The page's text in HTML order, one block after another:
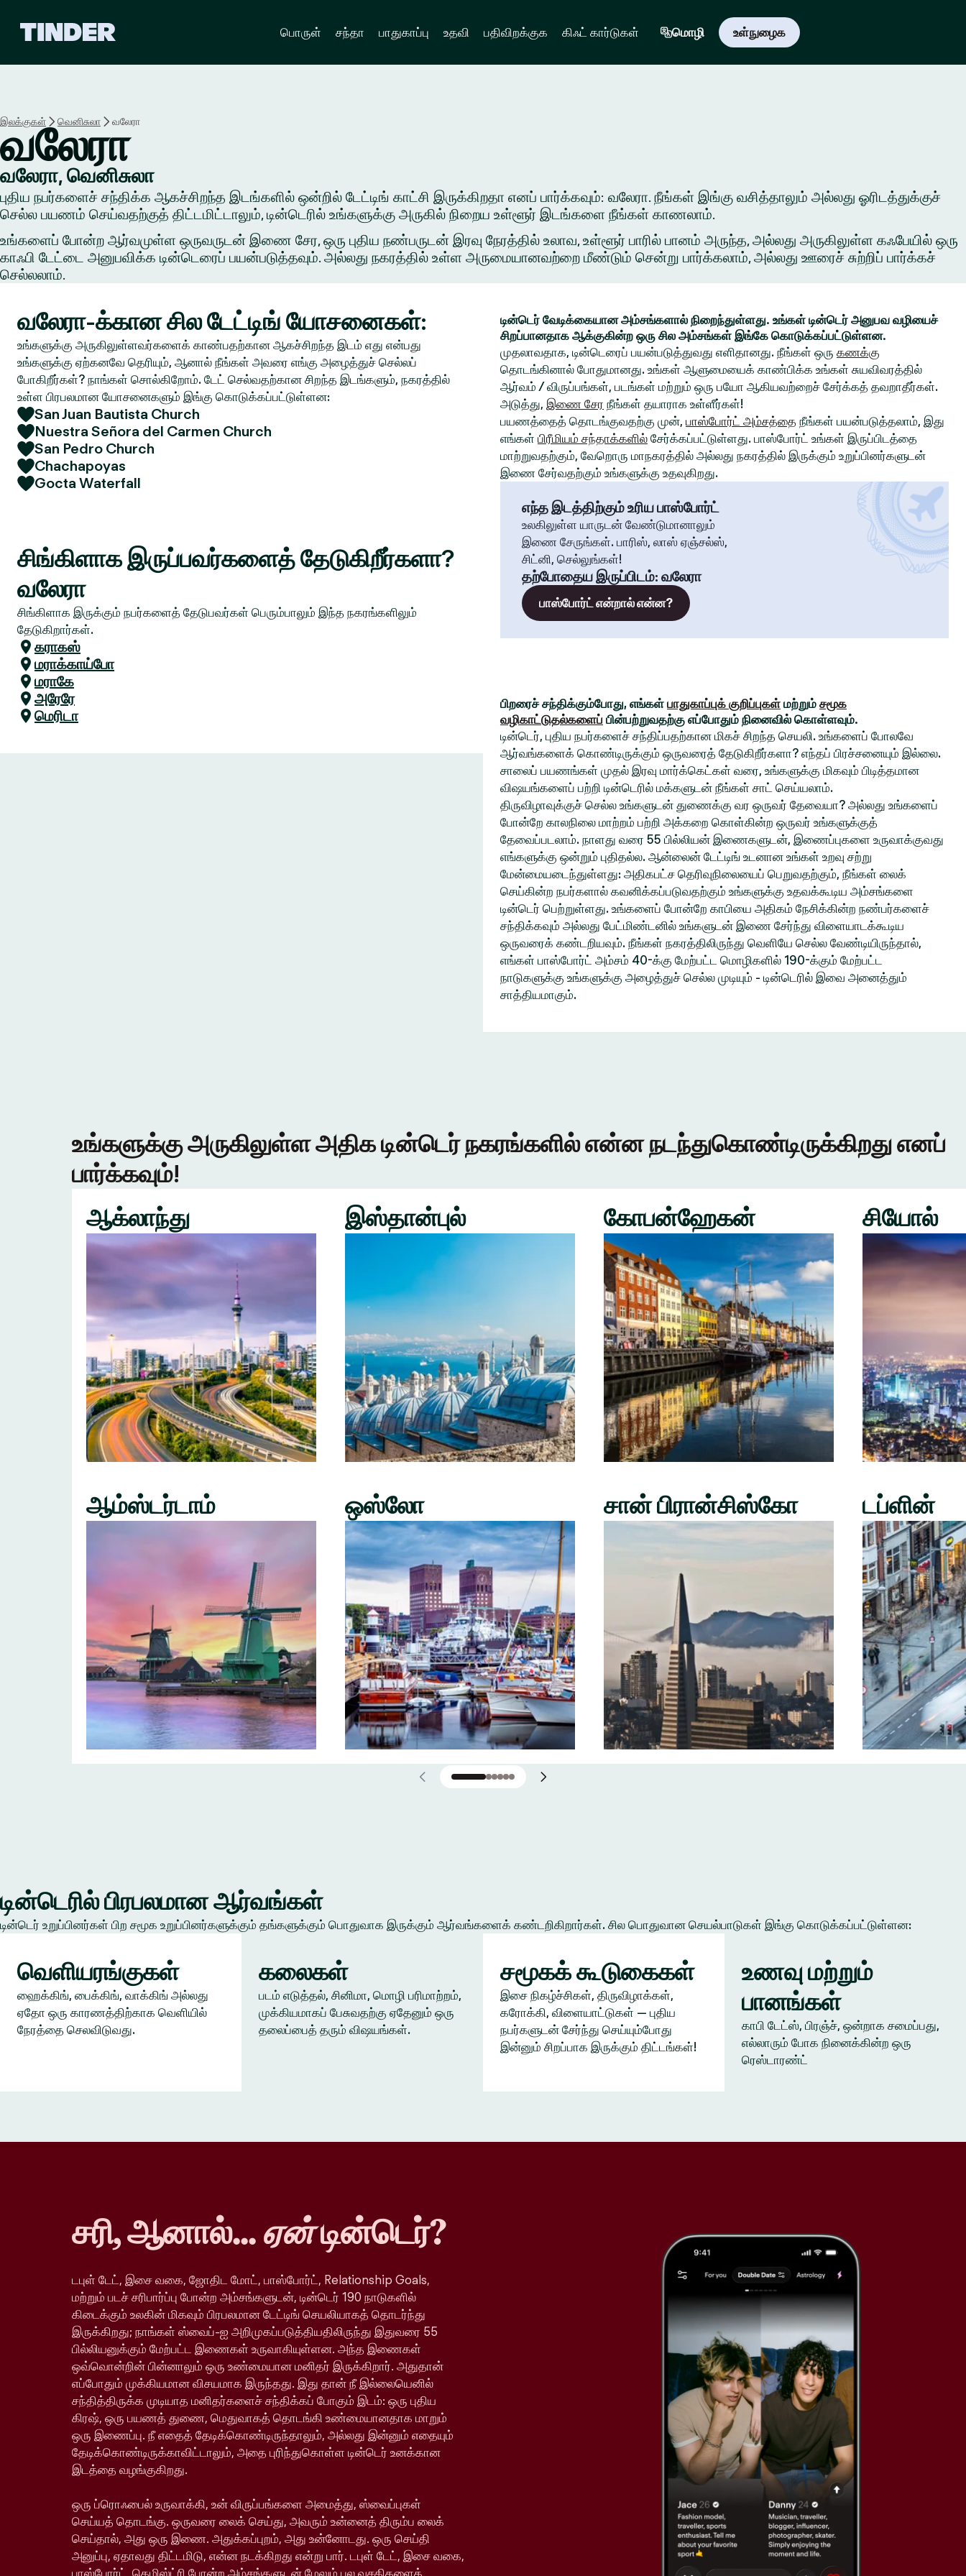
பொருள் சந்தா பாதுகாப்பு உதவி பதிவிறக்குக கிஃட் கார்டுகள் மொழி உள்நுழைக
இலக்குகள் வெனிசுலா வலேரா
வலேரா
வலேரா, வெனிசுலா
புதிய நபர்களைச் சந்திக்க ஆகச்சிறந்த இடங்களில் ஒன்றில் டேட்டிங் காட்சி இருக்கிறதா எனப் பார்க்கவும்: வலேரா. நீங்கள் இங்கு வசித்தாலும் அல்லது ஓரிடத்துக்குச்
செல்ல பயணம் செய்வதற்குத் திட்டமிட்டாலும், டின்டெரில் உங்களுக்கு அருகில் நிறைய உள்ளூர் இடங்களை நீங்கள் காணலாம்.
உங்களைப் போன்ற ஆர்வமுள்ள ஒருவருடன் இணை சேர, ஒரு புதிய நண்பருடன் இரவு நேரத்தில் உலாவ, உள்ளூர் பாரில் பானம் அருந்த, அல்லது அருகிலுள்ள கஃபேயில் ஒரு
காஃபி டேட்டை அனுபவிக்க டின்டெரைப் பயன்படுத்தவும். அல்லது நகரத்தில் உள்ள அருமையானவற்றை மீண்டும் சென்று பார்க்கலாம், அல்லது ஊரைச் சுற்றிப் பார்க்கச்
செல்லலாம்.
வலேரா-க்கான சில டேட்டிங் யோசனைகள்:
உங்களுக்கு அருகிலுள்ளவர்களைக் காண்பதற்கான ஆகச்சிறந்த இடம் எது என்பது
உங்களுக்கு ஏற்கனவே தெரியும், ஆனால் நீங்கள் அவரை எங்கு அழைத்துச் செல்லப்
போகிறீர்கள்? நாங்கள் சொல்கிறோம். டேட் செல்வதற்கான சிறந்த இடங்களும், நகரத்தில்
உள்ள பிரபலமான யோசனைகளும் இங்கு கொடுக்கப்பட்டுள்ளன:
San Juan Bautista Church
Nuestra Señora del Carmen Church
San Pedro Church
Chachapoyas
Gocta Waterfall
சிங்கிளாக இருப்பவர்களைத் தேடுகிறீர்களா?
வலேரா
சிங்கிளாக இருக்கும் நபர்களைத் தேடுபவர்கள் பெரும்பாலும் இந்த நகரங்களிலும்
தேடுகிறார்கள்.
கராகஸ்
மராக்காய்போ
மராகே
அரேரே
மெரிடா
டின்டெர் வேடிக்கையான அம்சங்களால் நிறைந்துள்ளது. உங்கள் டின்டெர் அனுபவ வழியைச்
சிறப்பானதாக ஆக்குகின்ற ஒரு சில அம்சங்கள் இங்கே கொடுக்கப்பட்டுள்ளன.
முதலாவதாக, டின்டெரைப் பயன்படுத்துவது எளிதானது. நீங்கள் ஒரு கணக்கு
தொடங்கினால் போதுமானது. உங்கள் ஆளுமையைக் காண்பிக்க உங்கள் சுயவிவரத்தில்
ஆர்வம் / விருப்பங்கள், படங்கள் மற்றும் ஒரு பயோ ஆகியவற்றைச் சேர்க்கத் தவறாதீர்கள்.
அடுத்து, இணை சேர நீங்கள் தயாராக உள்ளீர்கள்!
பயணத்தைத் தொடங்குவதற்கு முன், பாஸ்போர்ட் அம்சத்தை நீங்கள் பயன்படுத்தலாம், இது
எங்கள் பிரீமியம் சந்தாக்களில் சேர்க்கப்பட்டுள்ளது. பாஸ்போர்ட் உங்கள் இருப்பிடத்தை
மாற்றுவதற்கும், வேறொரு மாநகரத்தில் அல்லது நகரத்தில் இருக்கும் உறுப்பினர்களுடன்
இணை சேர்வதற்கும் உங்களுக்கு உதவுகிறது.
எந்த இடத்திற்கும் உரிய பாஸ்போர்ட்
உலகிலுள்ள யாருடன் வேண்டுமானாலும்
இணை சேருங்கள். பாரிஸ், லாஸ் ஏஞ்சல்ஸ்,
சிட்னி, செல்லுங்கள்!
தற்போதைய இருப்பிடம்: வலேரா
பாஸ்போர்ட் என்றால் என்ன?
பிறரைச் சந்திக்கும்போது, எங்கள் பாதுகாப்புக் குறிப்புகள் மற்றும் சமூக
வழிகாட்டுதல்களைப் பின்பற்றுவதற்கு எப்போதும் நினைவில் கொள்ளவும்.
டின்டெர், புதிய நபர்களைச் சந்திப்பதற்கான மிகச் சிறந்த செயலி. உங்களைப் போலவே
ஆர்வங்களைக் கொண்டிருக்கும் ஒருவரைத் தேடுகிறீர்களா? எந்தப் பிரச்சனையும் இல்லை.
சாலைப் பயணங்கள் முதல் இரவு மார்க்கெட்கள் வரை, உங்களுக்கு மிகவும் பிடித்தமான
விஷயங்களைப் பற்றி டின்டெரில் மக்களுடன் நீங்கள் சாட் செய்யலாம்.
திருவிழாவுக்குச் செல்ல உங்களுடன் துணைக்கு வர ஒருவர் தேவையா? அல்லது உங்களைப்
போன்றே காலநிலை மாற்றம் பற்றி அக்கறை கொள்கின்ற ஒருவர் உங்களுக்குத்
தேவைப்படலாம். நாளது வரை 55 பில்லியன் இணைகளுடன், இணைப்புகளை உருவாக்குவது
எங்களுக்கு ஒன்றும் புதிதல்ல. ஆன்லைன் டேட்டிங் உடனான உங்கள் உறவு சற்று
மேன்மையடைந்துள்ளது: அதிகபட்ச தெரிவுநிலையைப் பெறுவதற்கும், நீங்கள் லைக்
செய்கின்ற நபர்களால் கவனிக்கப்படுவதற்கும் உங்களுக்கு உதவக்கூடிய அம்சங்களை
டின்டெர் பெற்றுள்ளது. உங்களைப் போன்றே காபியை அதிகம் நேசிக்கின்ற நண்பர்களைச்
சந்திக்கவும் அல்லது பேட்மிண்டனில் உங்களுடன் இணை சேர்ந்து விளையாடக்கூடிய
ஒருவரைக் கண்டறியவும். நீங்கள் நகரத்திலிருந்து வெளியே செல்ல வேண்டியிருந்தால்,
எங்கள் பாஸ்போர்ட் அம்சம் 40-க்கு மேற்பட்ட மொழிகளில் 190-க்கும் மேற்பட்ட
நாடுகளுக்கு உங்களுக்கு அழைத்துச் செல்ல முடியும் - டின்டெரில் இவை அனைத்தும்
சாத்தியமாகும்.
உங்களுக்கு அருகிலுள்ள அதிக டின்டெர் நகரங்களில் என்ன நடந்துகொண்டிருக்கிறது எனப்
பார்க்கவும்!
ஆக்லாந்து
ஆம்ஸ்டர்டாம்
இஸ்தான்புல்
ஒஸ்லோ
கோபன்ஹேகன்
சான் பிரான்சிஸ்கோ
சியோல்
டப்ளின்
டின்டெரில் பிரபலமான ஆர்வங்கள்
டின்டெர் உறுப்பினர்கள் பிற சமூக உறுப்பினர்களுக்கும் தங்களுக்கும் பொதுவாக இருக்கும் ஆர்வங்களைக் கண்டறிகிறார்கள். சில பொதுவான செயல்பாடுகள் இங்கு கொடுக்கப்பட்டுள்ளன:
வெளியரங்குகள்
ஹைக்கிங், பைக்கிங், வாக்கிங் அல்லது
ஏதோ ஒரு காரணத்திற்காக வெளியில்
நேரத்தை செலவிடுவது.
கலைகள்
படம் எடுத்தல், சினிமா, மொழி பரிமாற்றம்,
முக்கியமாகப் பேசுவதற்கு ஏதேனும் ஒரு
தலைப்பைத் தரும் விஷயங்கள்.
சமூகக் கூடுகைகள்
இசை நிகழ்ச்சிகள், திருவிழாக்கள்,
கரோக்கி, விளையாட்டுகள் — புதிய
நபர்களுடன் சேர்ந்து செய்யும்போது
இன்னும் சிறப்பாக இருக்கும் திட்டங்கள்!
உணவு மற்றும்
பானங்கள்
காபி டேட்ஸ், பிரஞ்ச், ஒன்றாக சமைப்பது,
எல்லாரும் போக நினைக்கின்ற ஒரு
ரெஸ்டாரண்ட்
சரி, ஆனால்...ஏன்டின்டெர்?
டபுள் டேட், இசை வகை, ஜோதிட மோட், பாஸ்போர்ட், Relationship Goals,
மற்றும் படச் சரிபார்ப்பு போன்ற அம்சங்களுடன், டின்டெர் 190 நாடுகளில்
கிடைக்கும் உலகின் மிகவும் பிரபலமான டேட்டிங் செயலியாகத் தொடர்ந்து
இருக்கிறது; நாங்கள் ஸ்வைப்-ஐ அறிமுகப்படுத்தியதிலிருந்து இதுவரை 55
பில்லியனுக்கும் மேற்பட்ட இணைகள் உருவாகியுள்ளன. அந்த இணைகள்
ஒவ்வொன்றின் பின்னாலும் ஒரு உண்மையான மனிதர் இருக்கிறார். அதுதான்
எப்போதும் முக்கியமான விசயமாக இருந்தது. இது தான் நீ இல்லையெனில்
சந்தித்திருக்க முடியாத மனிதர்களைச் சந்திக்கப் போகும் இடம்: ஒரு புதிய
கிரஷ், ஒரு பயணத் துணை, மெதுவாகத் தொடங்கி உண்மையானதாக மாறும்
ஒரு இணைப்பு. நீ எதைத் தேடிக்கொண்டிருந்தாலும், அல்லது இன்னும் எதையும்
தேடிக்கொண்டிருக்காவிட்டாலும், அதை புரிந்துகொள்ள டின்டெர் உனக்கான
இடத்தை வழங்குகிறது.
ஒரு ப்ரொஃபைல் உருவாக்கி, உன் விருப்பங்களை அமைத்து, ஸ்வைப்புகள்
செய்யத் தொடங்கு. ஒருவரை லைக் செய்து, அவரும் உன்னைத் திரும்ப லைக்
செய்தால், அது ஒரு இணை. அதுக்கப்புறம், அது உன்னோடது. ஒரு செய்தி
அனுப்பு, ஏதாவது திட்டமிடு, என்ன நடக்கிறது என்று பார். டபுள் டேட், இசை வகை,
பாஸ்போர்ட், கெமிஸ்ட்ரி போன்ற அம்சங்களுடன் மேலும் பல வசதிகளைக்